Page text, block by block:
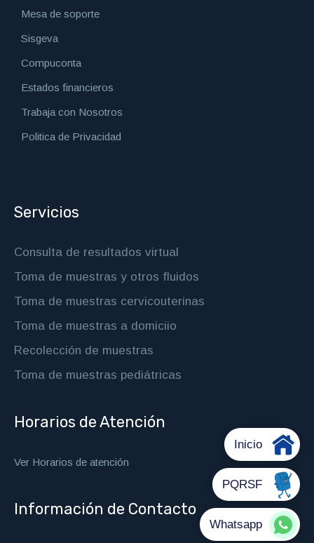
Mesa de soporte
Sisgeva
Compuconta
Estados financieros
Trabaja con Nosotros
Politica de Privacidad
Servicios
Consulta de resultados virtual
Toma de muestras y otros fluidos
Toma de muestras cervicouterinas
Toma de muestras a domiciio
Recolección de muestras
Toma de muestras pediátricas
Horarios de Atención
Ver Horarios de atención
Información de Contacto